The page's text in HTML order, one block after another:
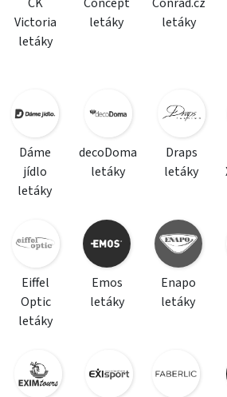
Victoria
letáky
letáky
letáky
Dáme
jídlo
letáky
decoDoma
letáky
Draps
letáky
Eiffel
Optic
letáky
Emos
letáky
Enapo
letáky